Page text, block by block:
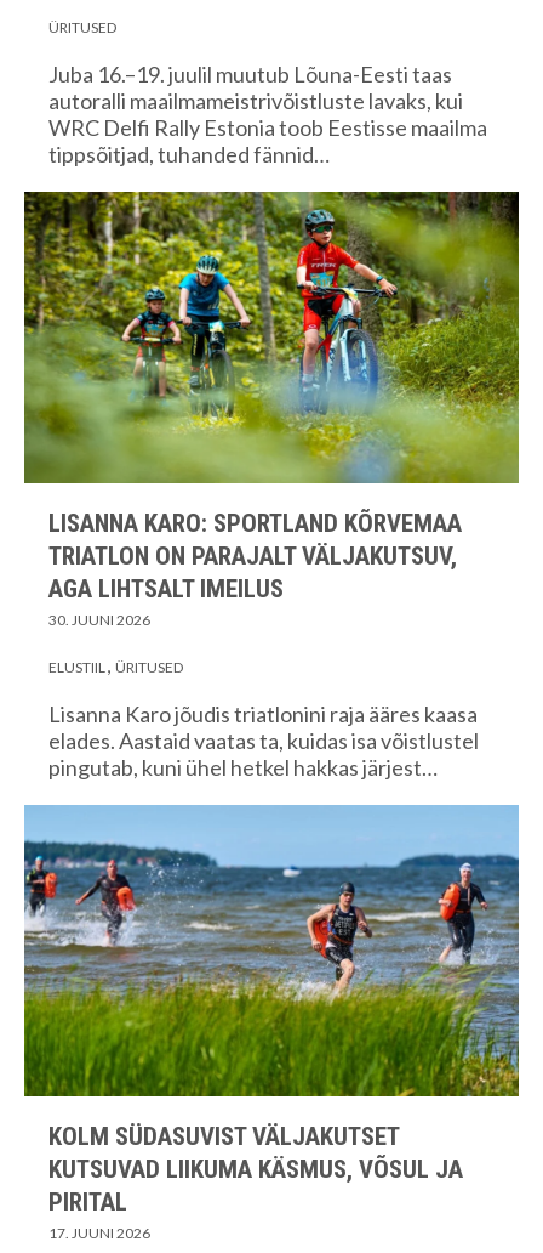
ÜRITUSED
Juba 16.–19. juulil muutub Lõuna-Eesti taas
autoralli maailmameistrivõistluste lavaks, kui
WRC Delfi Rally Estonia toob Eestisse maailma
tippsõitjad, tuhanded fännid…
LISANNA KARO: SPORTLAND KÕRVEMAA
TRIATLON ON PARAJALT VÄLJAKUTSUV,
AGA LIHTSALT IMEILUS
30. JUUNI 2026
ELUSTIIL ÜRITUSED
Lisanna Karo jõudis triatlonini raja ääres kaasa
elades. Aastaid vaatas ta, kuidas isa võistlustel
pingutab, kuni ühel hetkel hakkas järjest…
KOLM SÜDASUVIST VÄLJAKUTSET
KUTSUVAD LIIKUMA KÄSMUS, VÕSUL JA
PIRITAL
17. JUUNI 2026